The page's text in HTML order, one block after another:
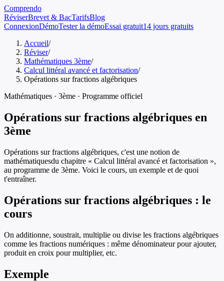
Comprendo
RéviserBrevet & BacTarifsBlog
ConnexionDémoTester la démoEssai gratuit14 jours gratuits
Accueil/
Réviser/
Mathématiques 3ème/
Calcul littéral avancé et factorisation/
Opérations sur fractions algébriques
Mathématiques · 3ème · Programme officiel
Opérations sur fractions algébriques en
3ème
Opérations sur fractions algébriques, c'est une notion de
mathématiquesdu chapitre « Calcul littéral avancé et factorisation »,
au programme de 3ème. Voici le cours, un exemple et de quoi
t'entraîner.
Opérations sur fractions algébriques : le
cours
On additionne, soustrait, multiplie ou divise les fractions algébriques
comme les fractions numériques : même dénominateur pour ajouter,
produit en croix pour multiplier, etc.
Exemple